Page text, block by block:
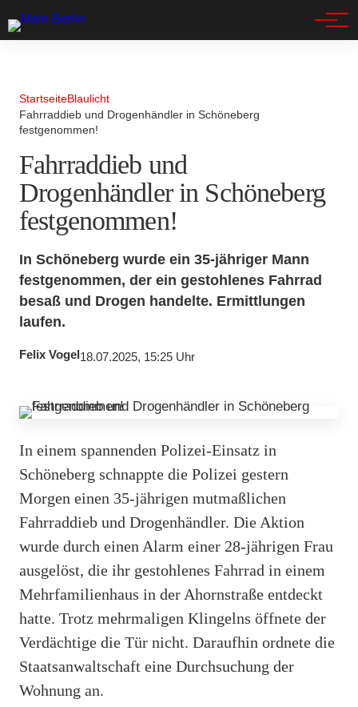
StartseiteBlaulicht
Fahrraddieb und Drogenhändler in Schöneberg
festgenommen!
Fahrraddieb und
Drogenhändler in Schöneberg
festgenommen!
In Schöneberg wurde ein 35-jähriger Mann
festgenommen, der ein gestohlenes Fahrrad
besaß und Drogen handelte. Ermittlungen
laufen.
Felix Vogel 18.07.2025, 15:25 Uhr
In einem spannenden Polizei-Einsatz in
Schöneberg schnappte die Polizei gestern
Morgen einen 35-jährigen mutmaßlichen
Fahrraddieb und Drogenhändler. Die Aktion
wurde durch einen Alarm einer 28-jährigen Frau
ausgelöst, die ihr gestohlenes Fahrrad in einem
Mehrfamilienhaus in der Ahornstraße entdeckt
hatte. Trotz mehrmaligen Klingelns öffnete der
Verdächtige die Tür nicht. Daraufhin ordnete die
Staatsanwaltschaft eine Durchsuchung der
Wohnung an.